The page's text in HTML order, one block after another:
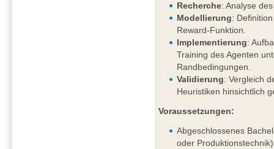
Recherche: Analyse
Modellierung:
Reward-Funktion.
Implementierung:
Training des Agenten
Randbedingungen.
Validierung: Vergleich
Heuristiken hinsichtlich
Voraussetzungen:
Abgeschlossenes
oder Produktionstechnik)